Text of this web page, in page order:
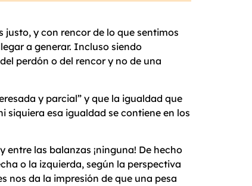
y con rencor de lo que sentimos
a generar. Incluso siendo
perdón o del rencor y no de una
y parcial” y que la igualdad que
siquiera esa igualdad se contiene en los
las balanzas ¡ninguna! De hecho
o la izquierda, según la perspectiva
nos da la impresión de que una pesa